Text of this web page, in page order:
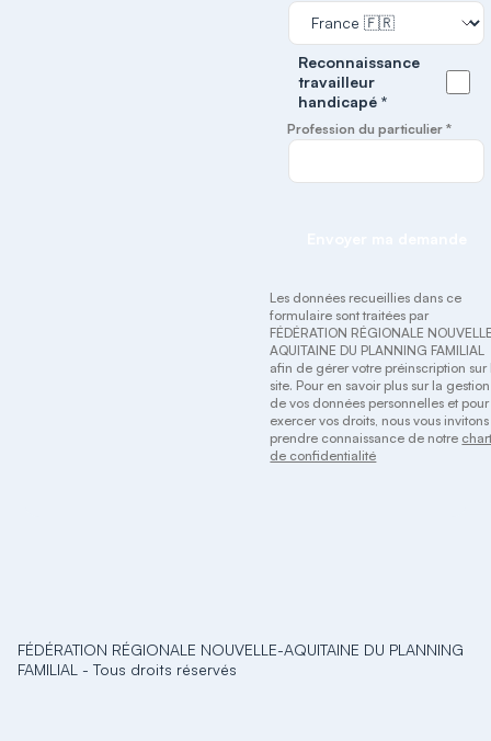
Reconnaissance
travailleur
handicapé *
Profession du particulier *
Les données recueillies dans ce
formulaire sont traitées par
FÉDÉRATION RÉGIONALE
AQUITAINE DU PLANNING FAMILIAL
afin de gérer votre préinscription sur
site. Pour en savoir plus sur la gestion
de vos données personnelles et pour
exercer vos droits, nous vous
prendre connaissance de notre
de confidentialité
FÉDÉRATION RÉGIONALE NOUVELLE-AQUITAINE DU PLANNING
FAMILIAL - Tous droits réservés